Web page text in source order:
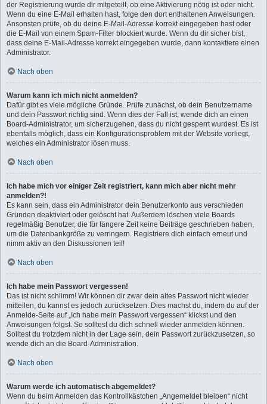
der Registrierung wurde dir mitgeteilt, ob eine Aktivierung nötig ist oder nicht.
Wenn du eine E-Mail erhalten hast, folge den dort enthaltenen Anweisungen.
Ansonsten prüfe, ob du deine E-Mail-Adresse korrekt eingegeben hast oder
die E-Mail von einem Spam-Filter blockiert wurde. Wenn du dir sicher bist,
dass deine E-Mail-Adresse korrekt eingegeben wurde, dann kontaktiere einen
Administrator.
Nach oben
Warum kann ich mich nicht anmelden?
Dafür gibt es viele mögliche Gründe. Prüfe zunächst, ob dein Benutzername
und dein Passwort richtig sind. Wenn dies der Fall ist, wende dich an einen
Board-Administrator, um sicherzugehen, dass du nicht gesperrt wurdest. Es ist
ebenfalls möglich, dass ein Konfigurationsproblem mit der Website vorliegt,
welches ein Administrator lösen muss.
Nach oben
Ich habe mich vor einiger Zeit registriert, kann mich aber nicht mehr
anmelden?!
Es kann sein, dass ein Administrator dein Benutzerkonto aus verschieden
Gründen deaktiviert oder gelöscht hat. Außerdem löschen viele Boards
regelmäßig Benutzer, die für längere Zeit keine Beiträge geschrieben haben,
um die Datenbankgröße zu verringern. Registriere dich einfach erneut und
nimm aktiv an den Diskussionen teil!
Nach oben
Ich habe mein Passwort vergessen!
Das ist nicht schlimm! Wir können dir zwar dein altes Passwort nicht wieder
mitteilen, du kannst es jedoch zurücksetzen. Dies machst du, indem du auf der
Anmelde-Seite auf „Ich habe mein Passwort vergessen“ klickst und den
Anweisungen folgst. So solltest du dich schnell wieder anmelden können.
Solltest du trotzdem nicht in der Lage sein, dein Passwort zurückzusetzen, so
wende dich an die Board-Administration.
Nach oben
Warum werde ich automatisch abgemeldet?
Wenn du beim Anmelden das Kontrollkästchen „Angemeldet bleiben“ nicht